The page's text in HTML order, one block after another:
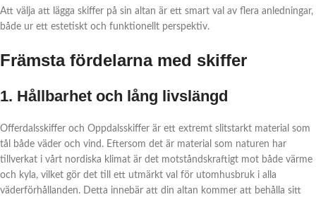
Att välja att lägga skiffer på sin altan är ett smart val av flera anledningar,
både ur ett estetiskt och funktionellt perspektiv.
Främsta fördelarna med skiffer
1. Hållbarhet och lång livslängd
Offerdalsskiffer och Oppdalsskiffer är ett extremt slitstarkt material som
tål både väder och vind. Eftersom det är material som naturen har
tillverkat i vårt nordiska klimat är det motståndskraftigt mot både värme
och kyla, vilket gör det till ett utmärkt val för utomhusbruk i alla
väderförhållanden. Detta innebär att din altan kommer att behålla sitt